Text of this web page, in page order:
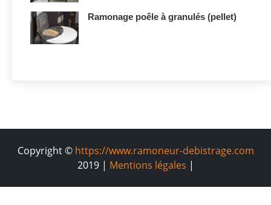
Ramonage poêle à granulés (pellet)
Copyright © https://www.ramoneur-debistrage.com
2019 | Mentions légales |